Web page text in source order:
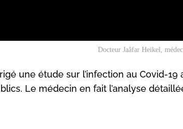
Docteur Jaâfar Heikel,
une étude sur l’infection au Covid-
Le médecin en fait l’analyse